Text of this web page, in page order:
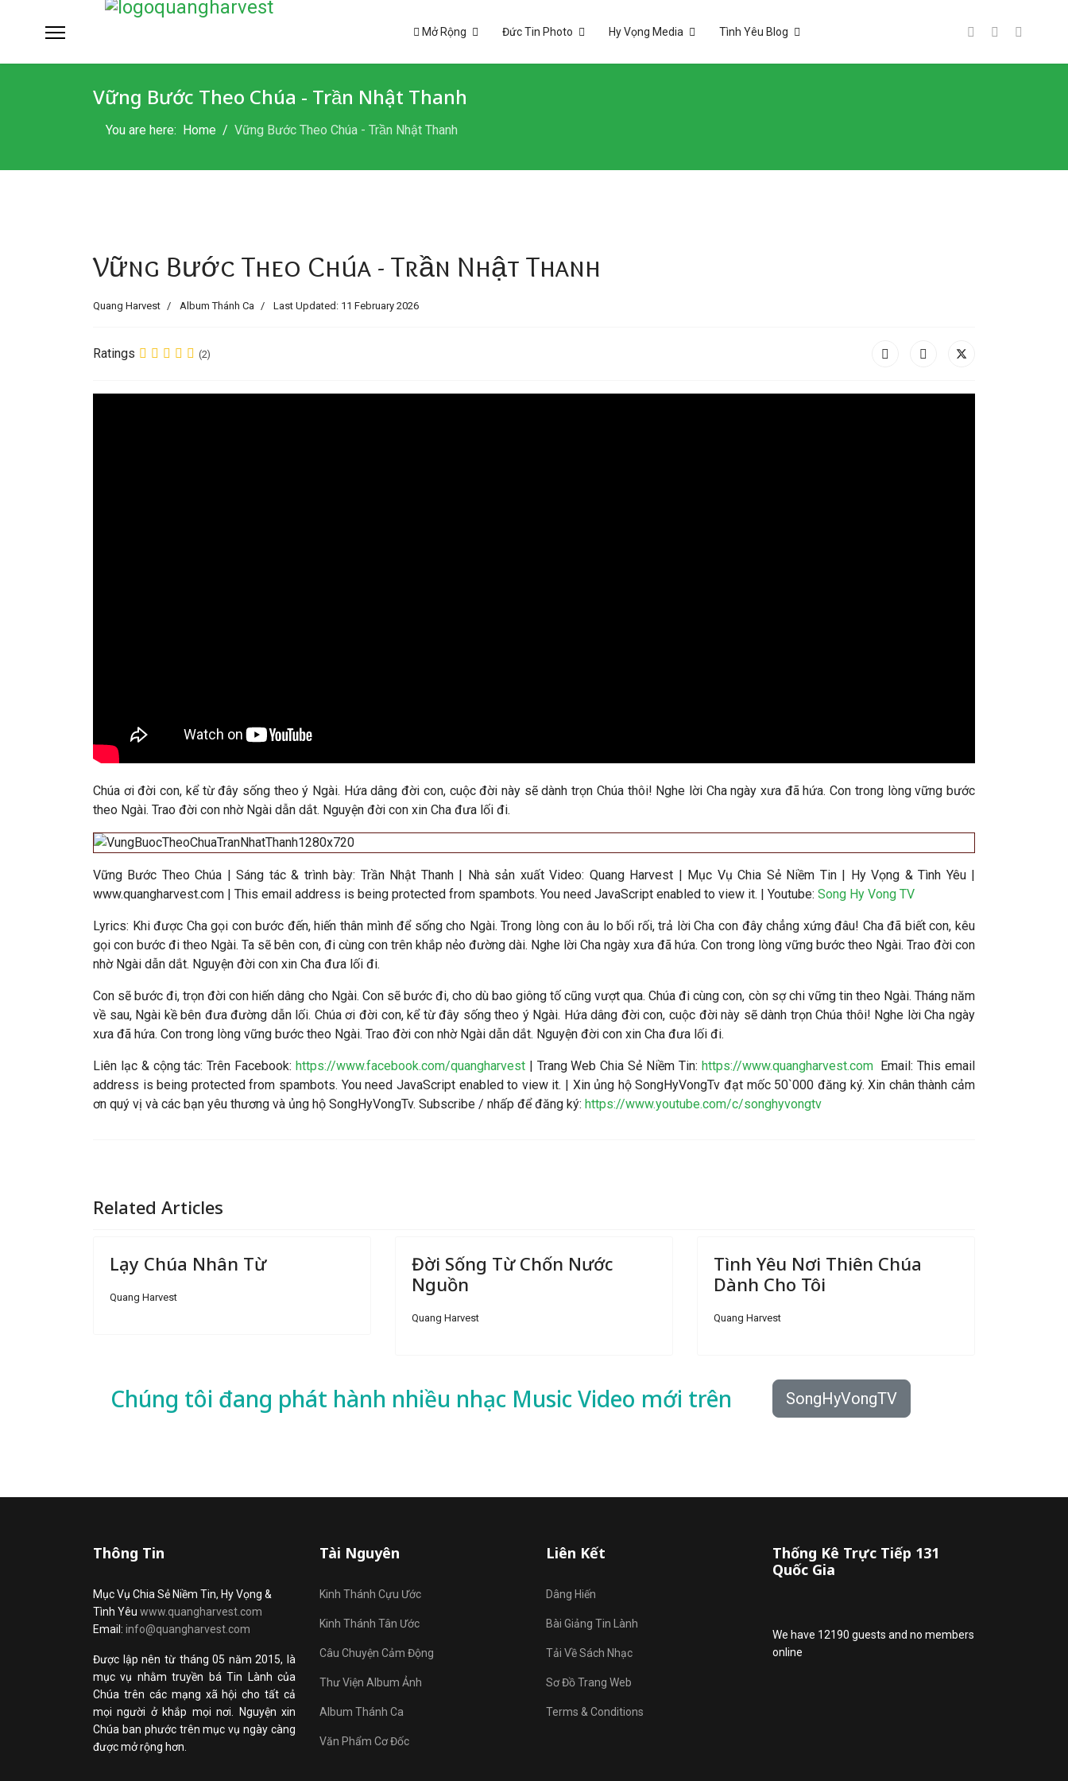
Mở Rộng Đức Tin Photo Hy Vọng Media Tình Yêu Blog
Vững Bước Theo Chúa - Trần Nhật Thanh
You are here: Home Vững Bước Theo Chúa - Trần Nhật Thanh
Vững Bước Theo Chúa - Trần Nhật Thanh
Quang Harvest Album Thánh Ca Last Updated: 11 February 2026
Ratings (2)
Chúa ơi đời con, kể từ đây sống theo ý Ngài. Hứa dâng đời con, cuộc đời này sẽ dành trọn Chúa thôi! Nghe lời Cha ngày xưa đã hứa. Con trong lòng vững bước
theo Ngài. Trao đời con nhờ Ngài dẫn dắt. Nguyện đời con xin Cha đưa lối đi.
Vững Bước Theo Chúa | Sáng tác & trình bày: Trần Nhật Thanh| Nhà sản xuất Video: Quang Harvest | Mục Vụ Chia Sẻ Niềm Tin | Hy Vọng & Tình Yêu |
www.quangharvest.com | This email address is being protected from spambots. You need JavaScript enabled to view it. | Youtube: Song Hy Vong TV
Lyrics: Khi được Cha gọi con bước đến, hiến thân mình để sống cho Ngài. Trong lòng con âu lo bối rối, trả lời Cha con đây chẳng xứng đâu! Cha đã biết con, kêu
gọi con bước đi theo Ngài. Ta sẽ bên con, đi cùng con trên khắp nẻo đường dài. Nghe lời Cha ngày xưa đã hứa. Con trong lòng vững bước theo Ngài. Trao đời con
nhờ Ngài dẫn dắt. Nguyện đời con xin Cha đưa lối đi.
Con sẽ bước đi, trọn đời con hiến dâng cho Ngài. Con sẽ bước đi, cho dù bao giông tố cũng vượt qua. Chúa đi cùng con, còn sợ chi vững tin theo Ngài. Tháng năm
về sau, Ngài kề bên đưa đường dẫn lối. Chúa ơi đời con, kể từ đây sống theo ý Ngài. Hứa dâng đời con, cuộc đời này sẽ dành trọn Chúa thôi! Nghe lời Cha ngày
xưa đã hứa. Con trong lòng vững bước theo Ngài. Trao đời con nhờ Ngài dẫn dắt. Nguyện đời con xin Cha đưa lối đi.
Liên lạc & cộng tác: Trên Facebook: https://www.facebook.com/quangharvest| Trang Web Chia Sẻ Niềm Tin: https://www.quangharvest.comEmail:This email
address is being protected from spambots. You need JavaScript enabled to view it. | Xin ủng hộ SongHyVongTv đạt mốc 50`000 đăng ký. Xin chân thành cảm
ơn quý vị và các bạn yêu thương và ủng hộ SongHyVongTv. Subscribe / nhấp để đăng ký: https://www.youtube.com/c/songhyvongtv
Related Articles
Lạy Chúa Nhân Từ
Quang Harvest
Đời Sống Từ Chốn Nước
Nguồn
Quang Harvest
Tình Yêu Nơi Thiên Chúa
Dành Cho Tôi
Quang Harvest
Chúng tôi đang phát hành nhiều nhạc Music Video mới trên SongHyVongTV
Thông Tin
Mục Vụ Chia Sẻ Niềm Tin, Hy Vọng &
Tình Yêu www.quangharvest.com
Email: info@quangharvest.com
Được lập nên từ tháng 05 năm 2015, là
mục vụ nhằm truyền bá Tin Lành của
Chúa trên các mạng xã hội cho tất cả
mọi người ở khắp mọi nơi. Nguyện xin
Chúa ban phước trên mục vụ ngày càng
được mở rộng hơn.
Tài Nguyên
Kinh Thánh Cựu Ước
Kinh Thánh Tân Ước
Câu Chuyện Cảm Động
Thư Viện Album Ảnh
Album Thánh Ca
Văn Phẩm Cơ Đốc
Liên Kết
Dâng Hiến
Bài Giảng Tin Lành
Tải Về Sách Nhạc
Sơ Đồ Trang Web
Terms & Conditions
Thống Kê Trực Tiếp 131
Quốc Gia
We have 12190 guests and no members
online